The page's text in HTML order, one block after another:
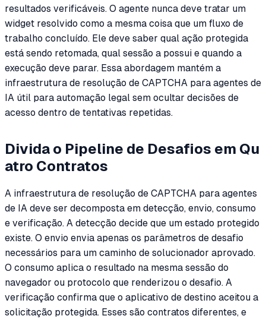
resultados verificáveis. O agente nunca deve tratar um
widget resolvido como a mesma coisa que um fluxo de
trabalho concluído. Ele deve saber qual ação protegida
está sendo retomada, qual sessão a possui e quando a
execução deve parar. Essa abordagem mantém a
infraestrutura de resolução de CAPTCHA para agentes de
IA útil para automação legal sem ocultar decisões de
acesso dentro de tentativas repetidas.
Divida o Pipeline de Desafios em Qu
atro Contratos
A infraestrutura de resolução de CAPTCHA para agentes
de IA deve ser decomposta em detecção, envio, consumo
e verificação. A detecção decide que um estado protegido
existe. O envio envia apenas os parâmetros de desafio
necessários para um caminho de solucionador aprovado.
O consumo aplica o resultado na mesma sessão do
navegador ou protocolo que renderizou o desafio. A
verificação confirma que o aplicativo de destino aceitou a
solicitação protegida. Esses são contratos diferentes, e